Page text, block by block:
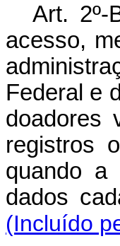
Art. 2º-
acesso,
Federal e
doadores
registros
quando a
dados
(Incluído